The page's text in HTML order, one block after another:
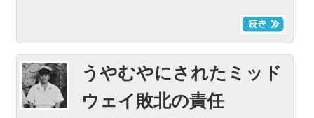
うやむやにされたミッド
ウェイ敗北の責任